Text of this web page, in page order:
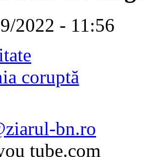
2022 - 11:56
coruptă
bn.ro
tube.com